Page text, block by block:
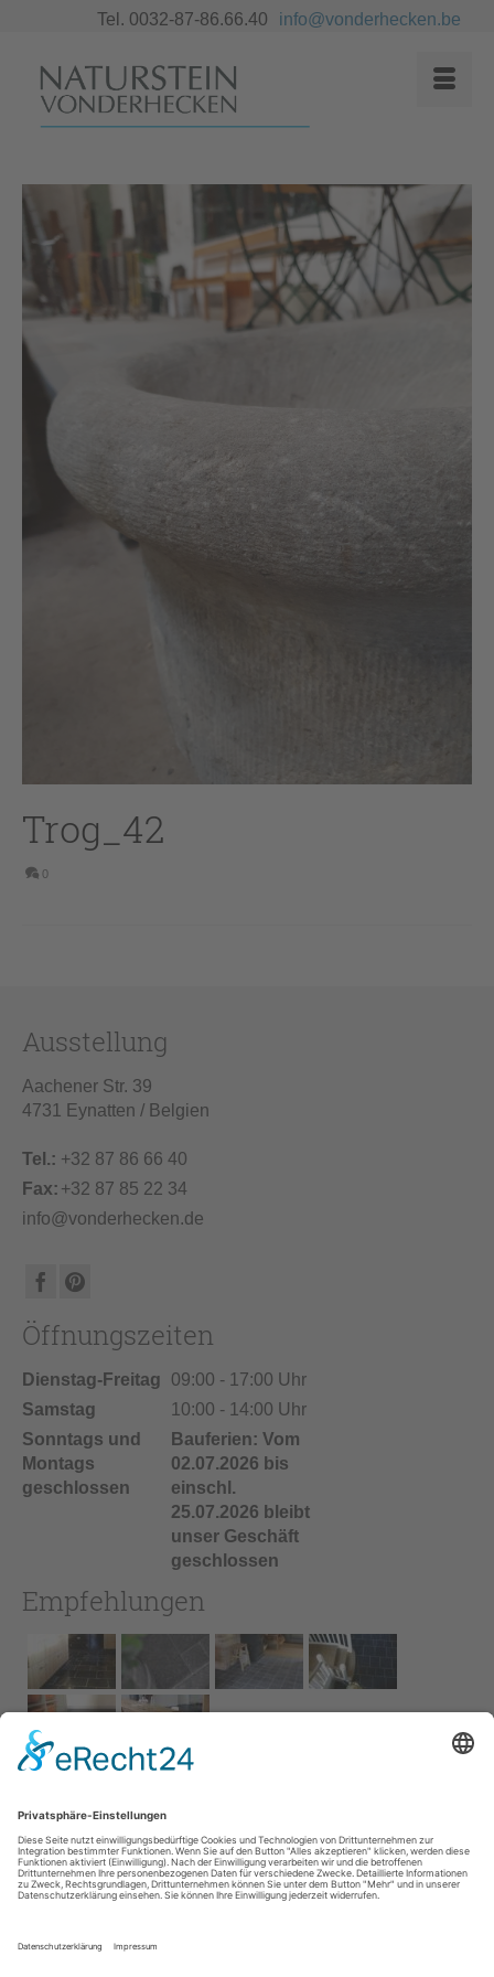
Tel. 0032-87-86.66.40 info@vonderhecken.be
Trog_42
0
Ausstellung
Aachener Str. 39
4731 Eynatten / Belgien
Tel.: +32 87 86 66 40
Fax: +32 87 85 22 34
info@vonderhecken.de
Öffnungszeiten
Dienstag-Freitag
09:00 - 17:00 Uhr
Samstag
10:00 - 14:00 Uhr
Sonntags und
Montags
geschlossen
Bauferien: Vom
02.07.2026 bis
einschl.
25.07.2026 bleibt
unser Geschäft
geschlossen
Empfehlungen
Impressum
AGB
Service